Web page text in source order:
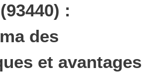
:
des
et avantages